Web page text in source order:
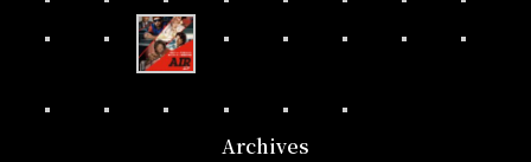
Archives